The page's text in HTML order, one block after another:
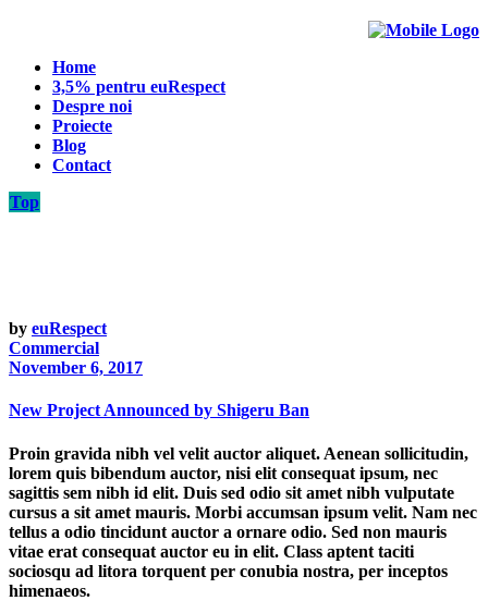
Home
3,5% pentru euRespect
Despre noi
Proiecte
Blog
Contact
Top
by euRespect
Commercial
November 6, 2017
New Project Announced by Shigeru Ban
Proin gravida nibh vel velit auctor aliquet. Aenean sollicitudin,
lorem quis bibendum auctor, nisi elit consequat ipsum, nec
sagittis sem nibh id elit. Duis sed odio sit amet nibh vulputate
cursus a sit amet mauris. Morbi accumsan ipsum velit. Nam nec
tellus a odio tincidunt auctor a ornare odio. Sed non mauris
vitae erat consequat auctor eu in elit. Class aptent taciti
sociosqu ad litora torquent per conubia nostra, per inceptos
himenaeos.